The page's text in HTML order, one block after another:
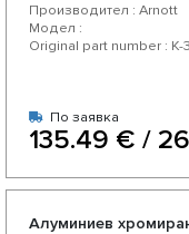
Производител : Arnott
Модел :
Original part number : K-
По заявка
135.49 € /
Алуминиев